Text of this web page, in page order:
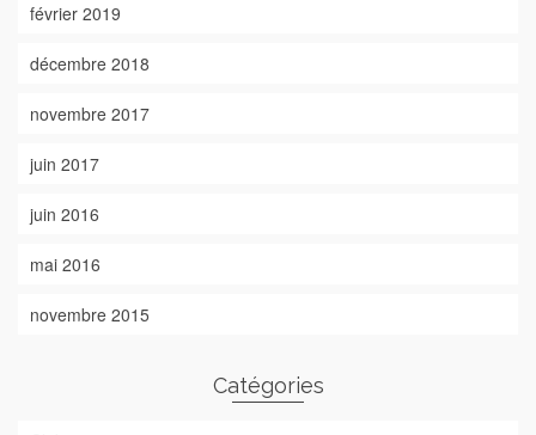
février 2019
décembre 2018
novembre 2017
juin 2017
juin 2016
mai 2016
novembre 2015
Catégories